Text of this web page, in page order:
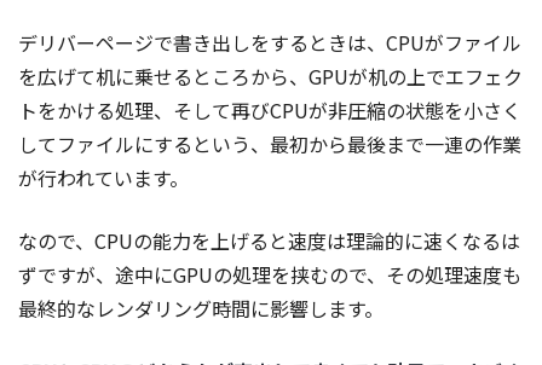
デリバーページで書き出しをするときは、CPUがファイル
を広げて机に乗せるところから、GPUが机の上でエフェク
トをかける処理、そして再びCPUが非圧縮の状態を小さく
してファイルにするという、最初から最後まで一連の作業
が行われています。
なので、CPUの能力を上げると速度は理論的に速くなるは
ずですが、途中にGPUの処理を挟むので、その処理速度も
最終的なレンダリング時間に影響します。